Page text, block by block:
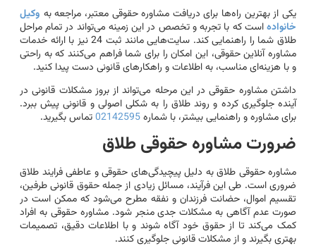
یکی از بهترین راه‌ها برای دریافت مشاوره حقوقی معتبر، مراجعه به وکیل
خانوادهاست که با تجربه و تخصص در این زمینه می‌تواند در تمام مراحل
طلاق شما را راهنمایی کند. سایت‌هایی مانند ثبت 24 نیز با ارائه خدمات
مشاوره آنلاین حقوقی، این امکان را برای شما فراهم می‌کنند که به راحتی
و با هزینه‌ای مناسب، به اطلاعات و راهکارهای قانونی دست پیدا کنید.
داشتن مشاوره حقوقی در این مرحله می‌تواند از بروز مشکلات قانونی در
آینده جلوگیری کرده و روند طلاق را به شکلی اصولی و قانونی پیش ببرد.
برای مشاوره و راهنمایی بیشتر، با شماره02142595تماس بگیرید.
ضرورت مشاوره حقوقی طلاق
مشاوره حقوقی طلاق به دلیل پیچیدگی‌های حقوقی و عاطفی فرایند طلاق
ضروری است. طی این فرآیند، مسائل زیادی از جمله حقوق قانونی طرفین،
تقسیم اموال، حضانت فرزندان و نفقه مطرح می‌شود که ممکن است در
صورت عدم آگاهی به مشکلات جدی منجر شود. مشاوره حقوقی به افراد
کمک می‌کند تا از حقوق خود آگاه شوند و با اطلاعات دقیق، تصمیمات
بهتری بگیرند و از مشکلات قانونی جلوگیری کنند.